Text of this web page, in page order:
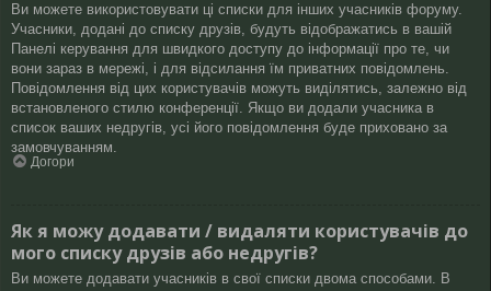
Ви можете використовувати ці списки для інших учасників форуму.
Учасники, додані до списку друзів, будуть відображатись в вашій
Панелі керування для швидкого доступу до інформації про те, чи
вони зараз в мережі, і для відсилання їм приватних повідомлень.
Повідомлення від цих користувачів можуть виділятись, залежно від
встановленого стилю конференції. Якщо ви додали учасника в
список ваших недругів, усі його повідомлення буде приховано за
замовчуванням.
Догори
Як я можу додавати / видаляти користувачів до
мого списку друзів або недругів?
Ви можете додавати учасників в свої списки двома способами. В